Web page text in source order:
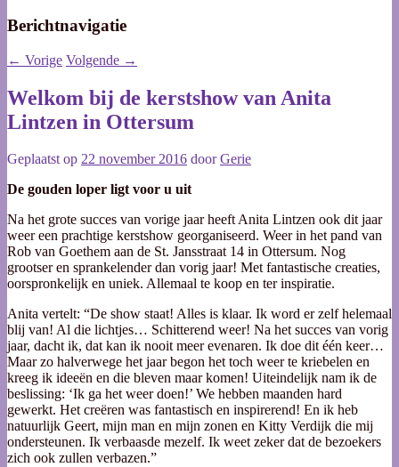
Berichtnavigatie
← Vorige Volgende →
Welkom bij de kerstshow van Anita
Lintzen in Ottersum
Geplaatst op 22 november 2016 doorGerie
De gouden loper ligt voor u uit
Na het grote succes van vorige jaar heeft Anita Lintzen ook dit jaar
weer een prachtige kerstshow georganiseerd. Weer in het pand van
Rob van Goethem aan de St. Jansstraat 14 in Ottersum. Nog
grootser en sprankelender dan vorig jaar! Met fantastische creaties,
oorspronkelijk en uniek. Allemaal te koop en ter inspiratie.
Anita vertelt: “De show staat! Alles is klaar. Ik word er zelf helemaal
blij van! Al die lichtjes… Schitterend weer! Na het succes van vorig
jaar, dacht ik, dat kan ik nooit meer evenaren. Ik doe dit één keer…
Maar zo halverwege het jaar begon het toch weer te kriebelen en
kreeg ik ideeën en die bleven maar komen! Uiteindelijk nam ik de
beslissing: ‘Ik ga het weer doen!’ We hebben maanden hard
gewerkt. Het creëren was fantastisch en inspirerend! En ik heb
natuurlijk Geert, mijn man en mijn zonen en Kitty Verdijk die mij
ondersteunen. Ik verbaasde mezelf. Ik weet zeker dat de bezoekers
zich ook zullen verbazen.”